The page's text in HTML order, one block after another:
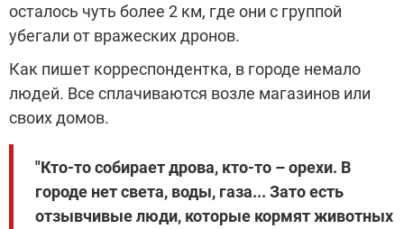
осталось чуть более 2 км, где они с группой
убегали от вражеских дронов.
Как пишет корреспондентка, в городе немало
людей. Все сплачиваются возле магазинов или
своих домов.
"Кто-то собирает дрова, кто-то – орехи. В
городе нет света, воды, газа... Зато есть
отзывчивые люди, которые кормят животных